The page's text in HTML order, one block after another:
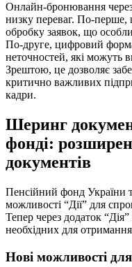
Онлайн-бронювання
низку переваг. По-перше,
обробку заявок, що
По-друге, цифровий
неточностей, які можуть
Зрештою, це дозволяє
критично важливих
кадри.
Шеринг
фонді:
документів
Пенсійний фонд України
можливості “Дії” для
Тепер через додаток
необхідних для
Нові можливості